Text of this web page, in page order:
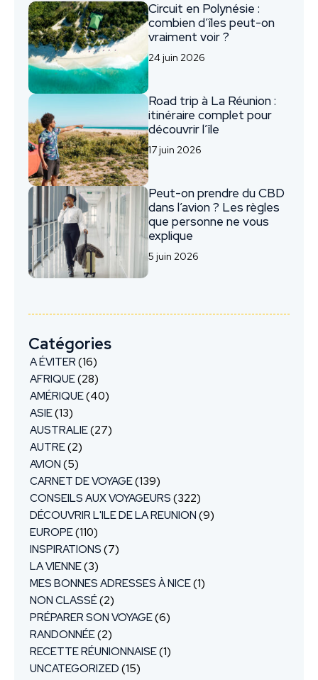
Circuit en Polynésie :
combien d’îles peut-on
vraiment voir ?
24 juin 2026
Road trip à La Réunion :
itinéraire complet pour
découvrir l’île
17 juin 2026
Peut-on prendre du CBD
dans l’avion ? Les règles
que personne ne vous
explique
5 juin 2026
Catégories
A ÉVITER (16)
AFRIQUE(28)
AMÉRIQUE(40)
ASIE(13)
AUSTRALIE(27)
AUTRE(2)
AVION (5)
CARNET DE VOYAGE(139)
CONSEILS AUX VOYAGEURS (322)
DÉCOUVRIR L'ILE DE LA REUNION (9)
EUROPE(110)
INSPIRATIONS (7)
LA VIENNE(3)
MES BONNES ADRESSES À NICE(1)
NON CLASSÉ(2)
PRÉPARER SON VOYAGE(6)
RANDONNÉE(2)
RECETTE RÉUNIONNAISE(1)
UNCATEGORIZED (15)